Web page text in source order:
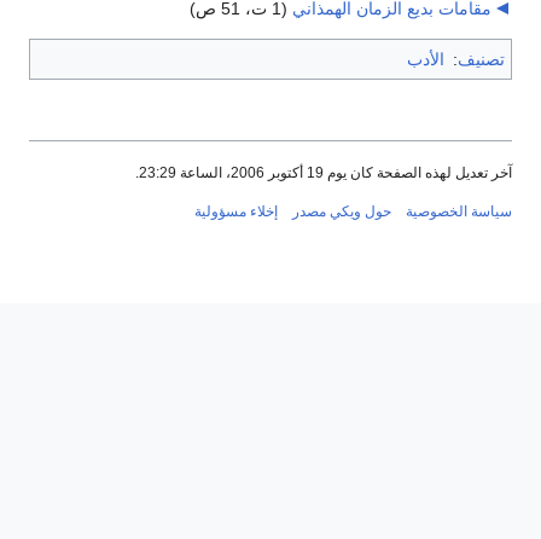
مقامات بديع الزمان الهمذاني (1 ت، 51 ص)
تصنيف: الأدب
آخر تعديل لهذه الصفحة كان يوم 19 أكتوبر 2006، الساعة 23:29.
سياسة الخصوصية حول ويكي مصدر إخلاء مسؤولية